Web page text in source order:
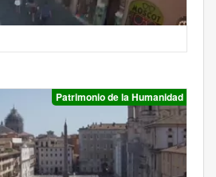
Patrimonio de la Humanidad